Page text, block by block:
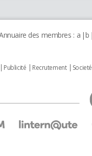
des membres : a b
Publicité Recrutement Societé